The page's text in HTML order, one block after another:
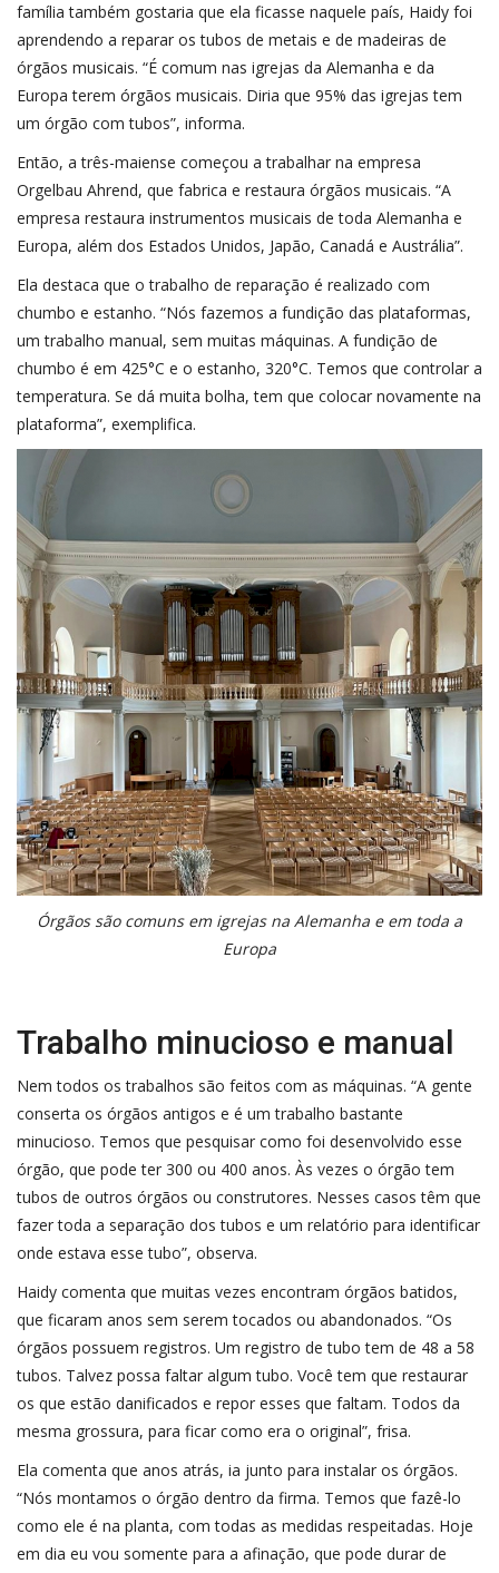
família também gostaria que ela ficasse naquele país, Haidy foi
aprendendo a reparar os tubos de metais e de madeiras de
órgãos musicais. “É comum nas igrejas da Alemanha e da
Europa terem órgãos musicais. Diria que 95% das igrejas tem
um órgão com tubos”, informa.
Então, a três-maiense começou a trabalhar na empresa
Orgelbau Ahrend, que fabrica e restaura órgãos musicais. “A
empresa restaura instrumentos musicais de toda Alemanha e
Europa, além dos Estados Unidos, Japão, Canadá e Austrália”.
Ela destaca que o trabalho de reparação é realizado com
chumbo e estanho. “Nós fazemos a fundição das plataformas,
um trabalho manual, sem muitas máquinas. A fundição de
chumbo é em 425°C e o estanho, 320°C. Temos que controlar a
temperatura. Se dá muita bolha, tem que colocar novamente na
plataforma”, exemplifica.
Órgãos são comuns em igrejas na Alemanha e em toda a
Europa
Trabalho minucioso e manual
Nem todos os trabalhos são feitos com as máquinas. “A gente
conserta os órgãos antigos e é um trabalho bastante
minucioso. Temos que pesquisar como foi desenvolvido esse
órgão, que pode ter 300 ou 400 anos. Às vezes o órgão tem
tubos de outros órgãos ou construtores. Nesses casos têm que
fazer toda a separação dos tubos e um relatório para identificar
onde estava esse tubo”, observa.
Haidy comenta que muitas vezes encontram órgãos batidos,
que ficaram anos sem serem tocados ou abandonados. “Os
órgãos possuem registros. Um registro de tubo tem de 48 a 58
tubos. Talvez possa faltar algum tubo. Você tem que restaurar
os que estão danificados e repor esses que faltam. Todos da
mesma grossura, para ficar como era o original”, frisa.
Ela comenta que anos atrás, ia junto para instalar os órgãos.
“Nós montamos o órgão dentro da firma. Temos que fazê-lo
como ele é na planta, com todas as medidas respeitadas. Hoje
em dia eu vou somente para a afinação, que pode durar de